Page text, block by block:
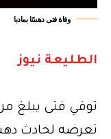
وفاة فتى دهسًا بمادبا
الطليعة نيوز
تعرضه لحادث